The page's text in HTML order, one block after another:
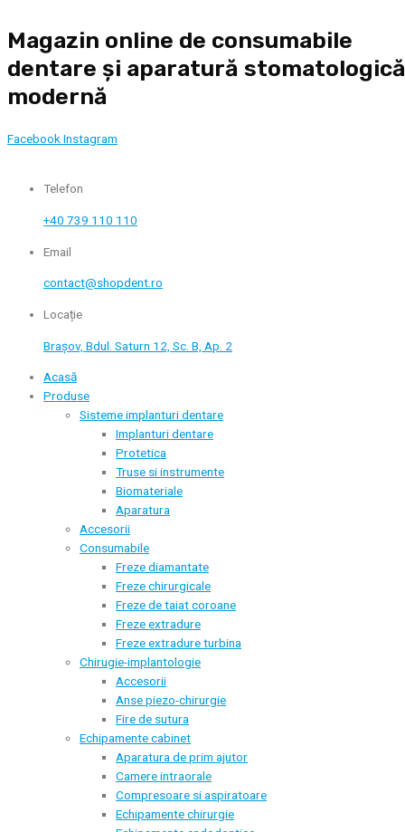
to
content
Magazin online de consumabile
dentare și aparatură stomatologică
modernă
FacebookInstagram
Telefon
+40 739 110 110
Email
contact@shopdent.ro
Locație
Brașov, Bdul. Saturn 12, Sc. B, Ap. 2
Acasă
Produse
Sisteme implanturi dentare
Implanturi dentare
Protetica
Truse si instrumente
Biomateriale
Aparatura
Accesorii
Consumabile
Freze diamantate
Freze chirurgicale
Freze de taiat coroane
Freze extradure
Freze extradure turbina
Chirugie-implantologie
Accesorii
Anse piezo-chirurgie
Fire de sutura
Echipamente cabinet
Aparatura de prim ajutor
Camere intraorale
Compresoare si aspiratoare
Echipamente chirurgie